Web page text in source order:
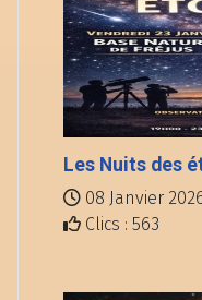
Les Nuits des
08 Janvier
Clics : 563